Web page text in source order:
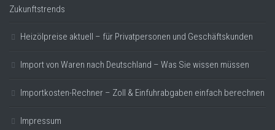
Zukunftstrends
Heizölpreise aktuell – für Privatpersonen und Geschäftskunden
Import von Waren nach Deutschland – Was Sie wissen müssen
Importkosten-Rechner – Zoll & Einfuhrabgaben einfach berechnen
Impressum